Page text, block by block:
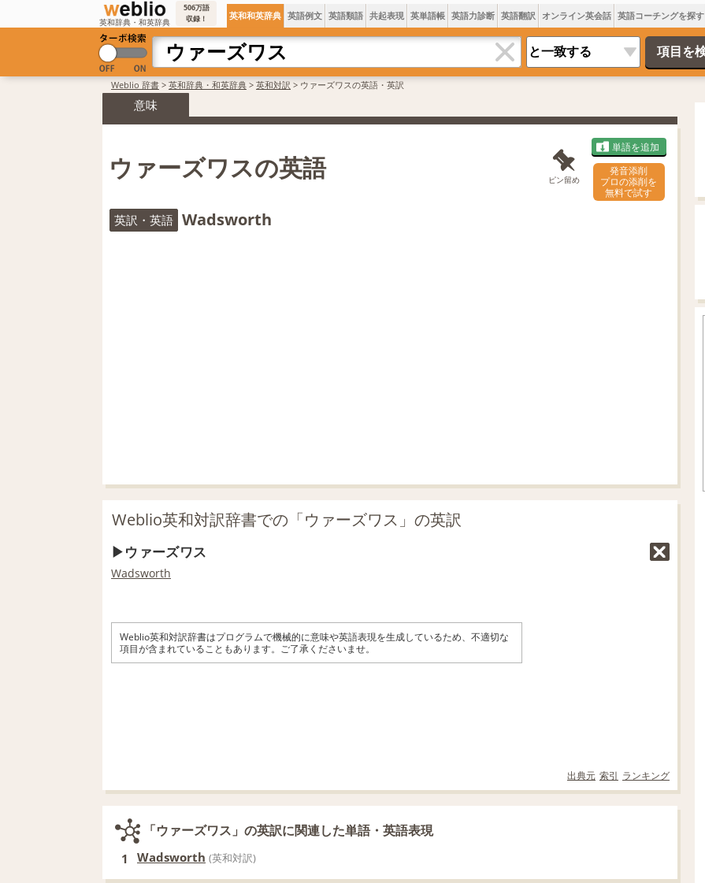
英和辞典・和英辞典
506万語
収録！
英和和英辞典 英語例文 英語類語 共起表現 英単語帳 英語力診断 英語翻訳 オンライン英会話 英語コーチングを探す
Weblio 辞書 > 英和辞典・和英辞典 > 英和対訳 > ウァーズワスの英語・英訳
意味
ウァーズワスの英語 ピン留め
単語を追加
発音添削
プロの添削を
無料で試す
英訳・英語 Wadsworth
Weblio英和対訳辞書での「ウァーズワス」の英訳
ウァーズワス
Wadsworth
Weblio英和対訳辞書はプログラムで機械的に意味や英語表現を生成しているため、不適切な
項目が含まれていることもあります。ご了承くださいませ。
出典元 索引 ランキング
「ウァーズワス」の英訳に関連した単語・英語表現
1 Wadsworth (英和対訳)